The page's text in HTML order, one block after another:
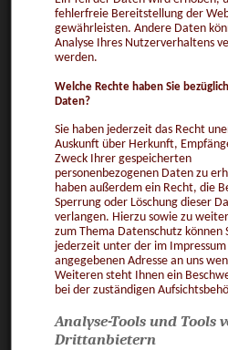
fehlerfreie Bereitstellung der
gewährleisten. Andere Daten
Analyse Ihres Nutzerverhaltens
werden.
Welche Rechte haben Sie
Daten?
Sie haben jederzeit das Recht
Auskunft über Herkunft,
Zweck Ihrer gespeicherten
personenbezogenen Daten zu
haben außerdem ein Recht, die
Sperrung oder Löschung dieser
verlangen. Hierzu sowie zu
zum Thema Datenschutz können
jederzeit unter der im Impressum
angegebenen Adresse an uns
Weiteren steht Ihnen ein
bei der zuständigen
Analyse-Tools und Tools
Drittanbietern